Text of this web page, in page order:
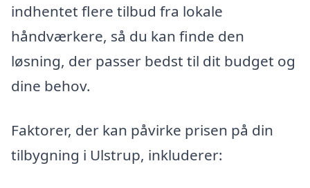
indhentet flere tilbud fra lokale
håndværkere, så du kan finde den
løsning, der passer bedst til dit budget og
dine behov.
Faktorer, der kan påvirke prisen på din
tilbygning i Ulstrup, inkluderer: